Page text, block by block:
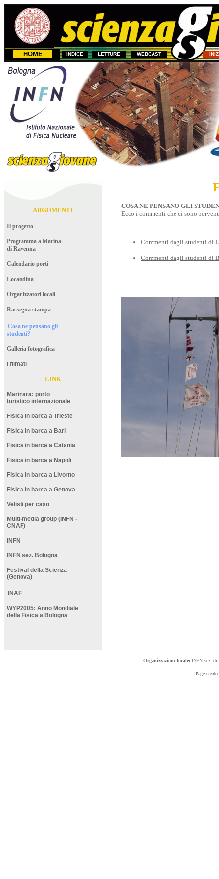
HOME INDICE LETTURE WEBCAST
ARGOMENTI
Il progetto
Programma a Marina
di Ravenna
Calendario porti
Locandina
Organizzatori locali
Rassegna stampa
Cosa ne pensano gli
studenti?
Galleria fotografica
I filmati
LINK
Marinara: porto
turistico internazionale
Fisica in barca a Trieste
Fisica in barca a Bari
Fisica in barca a Catania
Fisica in barca a Napoli
Fisica in barca a Livorno
Fisica in barca a Genova
Velisti per caso
Multi-media group (INFN -
CNAF)
INFN
INFN sez. Bologna
Festival della Scienza
(Genova)
INAF
WYP2005: Anno Mondiale
della Fisica a Bologna
COSA NE PENSANO GLI
Ecco i commenti che ci sono
Commenti dagli studenti di
Commenti dagli studenti di
Organizzazione locale: INFN sez. di
Page